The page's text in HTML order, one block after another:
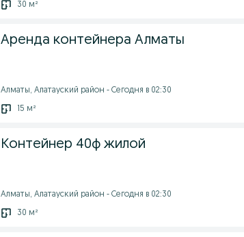
30 м²
Аренда контейнера Алматы
Алматы, Алатауский район - Сегодня в 02:30
15 м²
Контейнер 40ф жилой
Алматы, Алатауский район - Сегодня в 02:30
30 м²